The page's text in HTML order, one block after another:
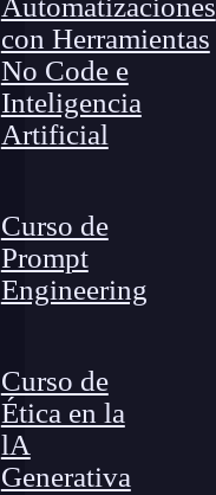
Automatizaciones
con Herramientas
No Code e
Inteligencia
Artificial
Curso de
Prompt
Engineering
Curso de
Ética en la
lA
Generativa